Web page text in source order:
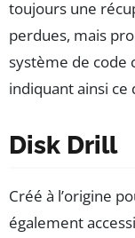
toujours une
perdues, mais
système de code
indiquant ainsi
Disk Drill
Créé à l’origine
également